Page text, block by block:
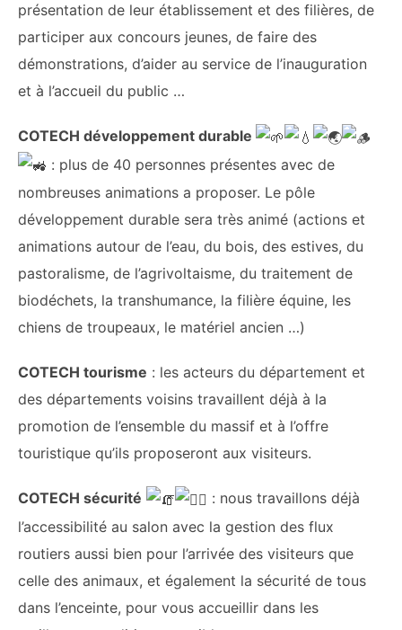
présentation de leur établissement et des filières, de
participer aux concours jeunes, de faire des
démonstrations, d’aider au service de l’inauguration
et à l’accueil du public …
COTECH développement durable
: plus de 40 personnes présentes avec de
nombreuses animations a proposer. Le pôle
développement durable sera très animé (actions et
animations autour de l’eau, du bois, des estives, du
pastoralisme, de l’agrivoltaisme, du traitement de
biodéchets, la transhumance, la filière équine, les
chiens de troupeaux, le matériel ancien …)
COTECH tourisme : les acteurs du département et
des départements voisins travaillent déjà à la
promotion de l’ensemble du massif et à l’offre
touristique qu’ils proposeront aux visiteurs.
COTECH sécurité
: nous travaillons déjà
l’accessibilité au salon avec la gestion des flux
routiers aussi bien pour l’arrivée des visiteurs que
celle des animaux, et également la sécurité de tous
dans l’enceinte, pour vous accueillir dans les